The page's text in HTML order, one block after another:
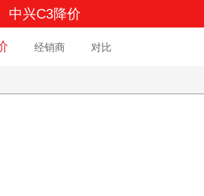
中兴C3降价
经销商 对比